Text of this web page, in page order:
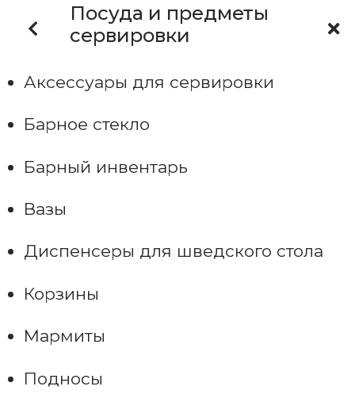
Посуда и предметы
сервировки
Аксессуары для сервировки
Барное стекло
Барный инвентарь
Вазы
Диспенсеры для шведского стола
Корзины
Мармиты
Подносы